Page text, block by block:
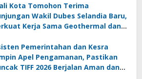
Kota Tomohon Terima
Wakil Dubes Selandia Baru,
Kerja Sama Geothermal dan
Pemerintahan dan Kesra
Apel Pengamanan, Pastikan
TIFF 2026 Berjalan Aman dan